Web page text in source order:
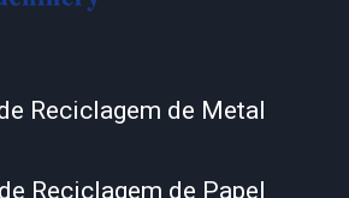
Reciclagem de Metal
Reciclagem de Papel